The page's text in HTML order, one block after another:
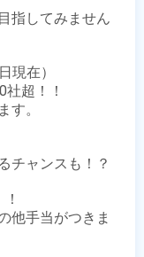
指してみません
現在）
超！！
す。
チャンスも！？
他手当がつきま